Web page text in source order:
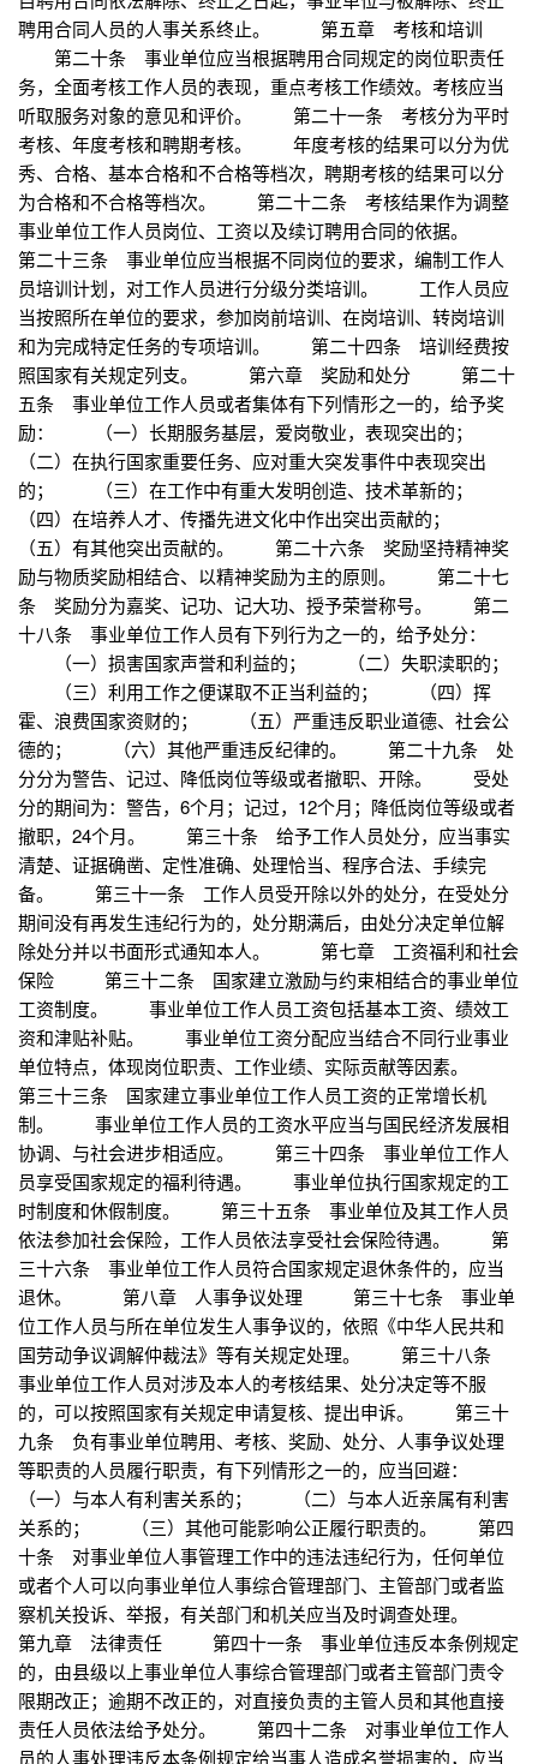
聘用合同人员的人事关系终止。 第五章 考核和培训
第二十条 事业单位应当根据聘用合同规定的岗位职责任
务，全面考核工作人员的表现，重点考核工作绩效。考核应当
听取服务对象的意见和评价。 第二十一条 考核分为平时
考核、年度考核和聘期考核。 年度考核的结果可以分为优
秀、合格、基本合格和不合格等档次，聘期考核的结果可以分
为合格和不合格等档次。 第二十二条 考核结果作为调整
事业单位工作人员岗位、工资以及续订聘用合同的依据。
第二十三条 事业单位应当根据不同岗位的要求，编制工作人
员培训计划，对工作人员进行分级分类培训。 工作人员应
当按照所在单位的要求，参加岗前培训、在岗培训、转岗培训
和为完成特定任务的专项培训。 第二十四条 培训经费按
照国家有关规定列支。 第六章 奖励和处分 第二十
五条 事业单位工作人员或者集体有下列情形之一的，给予奖
励： （一）长期服务基层，爱岗敬业，表现突出的；
（二）在执行国家重要任务、应对重大突发事件中表现突出
的； （三）在工作中有重大发明创造、技术革新的；
（四）在培养人才、传播先进文化中作出突出贡献的；
（五）有其他突出贡献的。 第二十六条 奖励坚持精神奖
励与物质奖励相结合、以精神奖励为主的原则。 第二十七
条 奖励分为嘉奖、记功、记大功、授予荣誉称号。 第二
十八条 事业单位工作人员有下列行为之一的，给予处分：
（一）损害国家声誉和利益的； （二）失职渎职的；
（三）利用工作之便谋取不正当利益的； （四）挥
霍、浪费国家资财的； （五）严重违反职业道德、社会公
德的； （六）其他严重违反纪律的。 第二十九条 处
分分为警告、记过、降低岗位等级或者撤职、开除。 受处
分的期间为：警告，6个月；记过，12个月；降低岗位等级或者
撤职，24个月。 第三十条 给予工作人员处分，应当事实
清楚、证据确凿、定性准确、处理恰当、程序合法、手续完
备。 第三十一条 工作人员受开除以外的处分，在受处分
期间没有再发生违纪行为的，处分期满后，由处分决定单位解
除处分并以书面形式通知本人。 第七章 工资福利和社会
保险 第三十二条 国家建立激励与约束相结合的事业单位
工资制度。 事业单位工作人员工资包括基本工资、绩效工
资和津贴补贴。 事业单位工资分配应当结合不同行业事业
单位特点，体现岗位职责、工作业绩、实际贡献等因素。
第三十三条 国家建立事业单位工作人员工资的正常增长机
制。 事业单位工作人员的工资水平应当与国民经济发展相
协调、与社会进步相适应。 第三十四条 事业单位工作人
员享受国家规定的福利待遇。 事业单位执行国家规定的工
时制度和休假制度。 第三十五条 事业单位及其工作人员
依法参加社会保险，工作人员依法享受社会保险待遇。 第
三十六条 事业单位工作人员符合国家规定退休条件的，应当
退休。 第八章 人事争议处理 第三十七条 事业单
位工作人员与所在单位发生人事争议的，依照《中华人民共和
国劳动争议调解仲裁法》等有关规定处理。 第三十八条
事业单位工作人员对涉及本人的考核结果、处分决定等不服
的，可以按照国家有关规定申请复核、提出申诉。 第三十
九条 负有事业单位聘用、考核、奖励、处分、人事争议处理
等职责的人员履行职责，有下列情形之一的，应当回避：
（一）与本人有利害关系的； （二）与本人近亲属有利害
关系的； （三）其他可能影响公正履行职责的。 第四
十条 对事业单位人事管理工作中的违法违纪行为，任何单位
或者个人可以向事业单位人事综合管理部门、主管部门或者监
察机关投诉、举报，有关部门和机关应当及时调查处理。
第九章 法律责任 第四十一条 事业单位违反本条例规定
的，由县级以上事业单位人事综合管理部门或者主管部门责令
限期改正；逾期不改正的，对直接负责的主管人员和其他直接
责任人员依法给予处分。 第四十二条 对事业单位工作人
员的人事处理违反本条例规定给当事人造成名誉损害的，应当